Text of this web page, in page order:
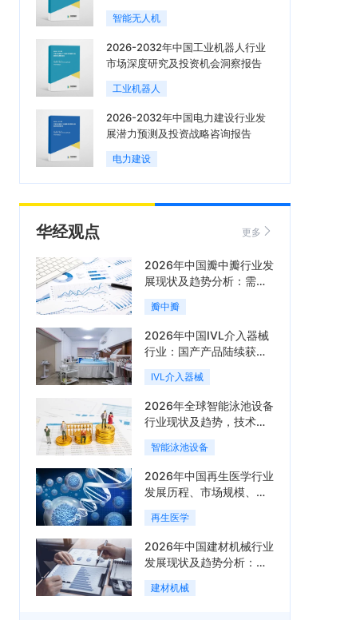
智能无人机
2026-2032年中国工业机器人行业
市场深度研究及投资机会洞察报告
工业机器人
2026-2032年中国电力建设行业发
展潜力预测及投资战略咨询报告
电力建设
华经观点 更多
2026年中国瓣中瓣行业发
展现状及趋势分析：需求
可持续释放，市场发展前
景良好「图」
瓣中瓣
2026年中国IVL介入器械
行业：国产产品陆续获
批，市场将进入持续高增
长阶段「图」
IVL介入器械
2026年全球智能泳池设备
行业现状及趋势，技术端
朝着系统集成、绿色节能
方向迭代「图」
智能泳池设备
2026年中国再生医学行业
发展历程、市场规模、相
关政策、产业链、竞争格
局及发展潜力分析「图」
再生医学
2026年中国建材机械行业
发展现状及趋势分析：企
业加速向“装备+系统+服
务”综合服务商转型「图」
建材机械